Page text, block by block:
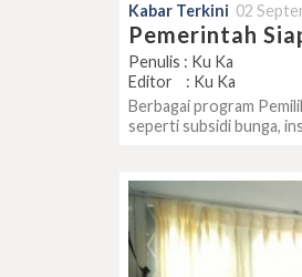
Kabar Terkini 02
Pemerintah
Penulis : Ku Ka
Editor : Ku Ka
Berbagai program
seperti subsidi bunga,